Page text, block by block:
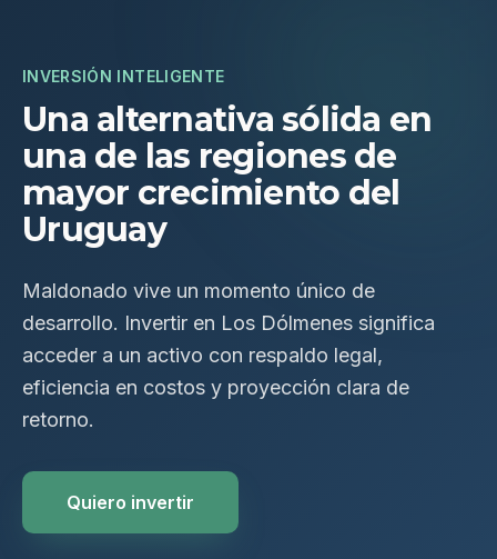
INVERSIÓN INTELIGENTE
Una alternativa sólida en
una de las regiones de
mayor crecimiento del
Uruguay
Maldonado vive un momento único de
desarrollo. Invertir en Los Dólmenes significa
acceder a un activo con respaldo legal,
eficiencia en costos y proyección clara de
retorno.
Quiero invertir